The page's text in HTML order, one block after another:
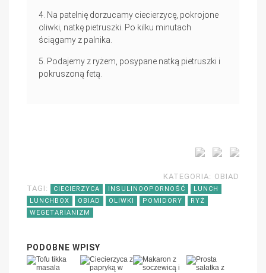
Na patelnię dorzucamy ciecierzycę, pokrojone
oliwki, natkę pietruszki. Po kilku minutach
ściągamy z palnika.
Podajemy z ryżem, posypane natką pietruszki i
pokruszoną fetą.
OBIAD
KATEGORIA:
TAGI:
CIECIERZYCA INSULINOOPORNOŚĆ
LUNCH
LUNCHBOX
OBIAD OLIWKI POMIDORY
RYŻ
WEGETARIANIZM
PODOBNE WPISY